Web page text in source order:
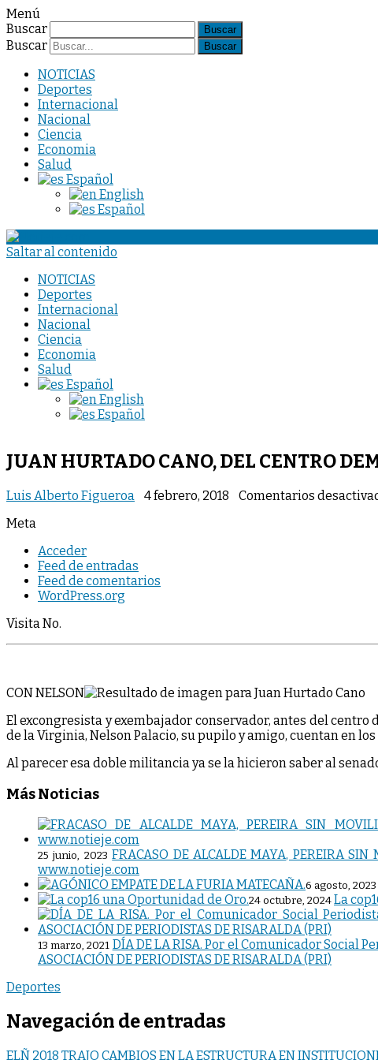
Menú
Buscar
Buscar
NOTICIAS
Deportes
Internacional
Nacional
Ciencia
Economia
Salud
Español
English
Español
Saltar al contenido
NOTICIAS
Deportes
Internacional
Nacional
Ciencia
Economia
Salud
Español
English
Español
JUAN HURTADO CANO, DEL CENTRO
Luis Alberto Figueroa 4 febrero, 2018 Comentarios
Meta
Acceder
Feed de entradas
Feed de comentarios
WordPress.org
Visita No.
CON NELSON
El excongresista y exembajador conservador, antes del centro
de la Virginia, Nelson Palacio, su pupilo y amigo, cuentan en
Al parecer esa doble militancia ya se la hicieron saber al
Más Noticias
25 junio, 2023 FRACASO DE ALCALDE MAYA, PEREIRA
www.notieje.com
6 agosto, 2023
24 octubre, 2024La
13 marzo, 2021 DÍA DE LA RISA. Por el Comunicador Social
ASOCIACIÓN DE PERIODISTAS DE RISARALDA (PRI)
Deportes
Navegación de entradas
ELÑ 2018 TRAJO CAMBIOS EN LA ESTRUCTURA EN